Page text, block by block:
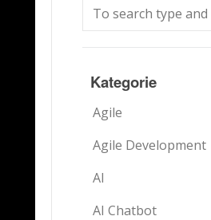
Kategorie
Agile
Agile Development
AI
AI Chatbot